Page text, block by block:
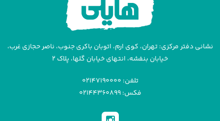
نشانی دفتر مرکزی: تهران، کوی ارم، اتوبان باکری جنوب، ناصر حجازی غرب،
خیابان بنفشه، انتهای خیابان گلها، پلاک ۲
تلفن: ۰۲۱۴۷۱۹۰۰۰۰
فکس: ۰۲۱۴۴۳۶۰۸۹۹